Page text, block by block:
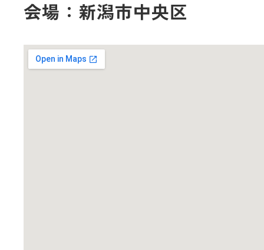
会場：新潟市中央区